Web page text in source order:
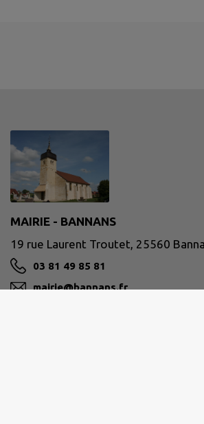
MAIRIE - BANNANS
19 rue Laurent Troutet, 25560
03 81 49 85 81
mairie@bannans.fr